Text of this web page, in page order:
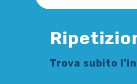
Trova subito l'